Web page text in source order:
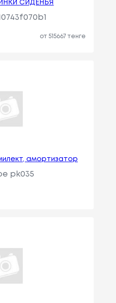
СИДЕНЬЯ
от 515667 тенге
амортизатор
pk035